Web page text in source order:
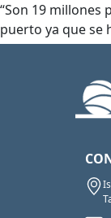
“Son 19
puerto ya que se